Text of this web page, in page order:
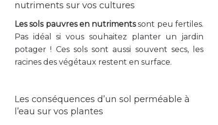
nutriments sur vos cultures
Les sols pauvres en nutrimentssont peu fertiles.
Pas idéal si vous souhaitez planter un jardin
potager ! Ces sols sont aussi souvent secs, les
racines des végétaux restent en surface.
Les conséquences d’un sol perméable à
l’eau sur vos plantes